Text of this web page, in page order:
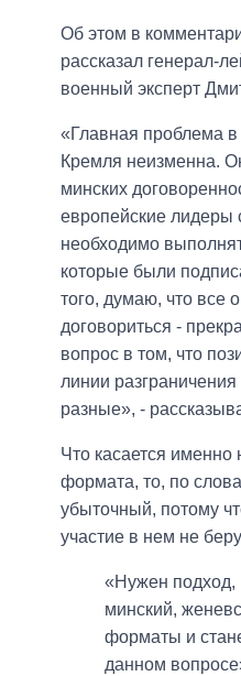
Об этом в
рассказал генерал-
военный эксперт
«Главная проблема в
Кремля неизменна.
минских
европейские лидеры
необходимо
которые были
того, думаю, что все
договориться -
вопрос в том, что
линии
разные», -
Что касается именно
формата, то, по
убыточный, потому
участие в нем не
«Нужен подход,
минский,
форматы и
данном